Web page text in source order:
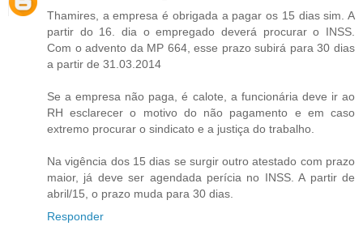
Thamires, a empresa é obrigada a pagar os 15 dias sim. A
partir do 16. dia o empregado deverá procurar o INSS.
Com o advento da MP 664, esse prazo subirá para 30 dias
a partir de 31.03.2014
Se a empresa não paga, é calote, a funcionária deve ir ao
RH esclarecer o motivo do não pagamento e em caso
extremo procurar o sindicato e a justiça do trabalho.
Na vigência dos 15 dias se surgir outro atestado com prazo
maior, já deve ser agendada perícia no INSS. A partir de
abril/15, o prazo muda para 30 dias.
Responder